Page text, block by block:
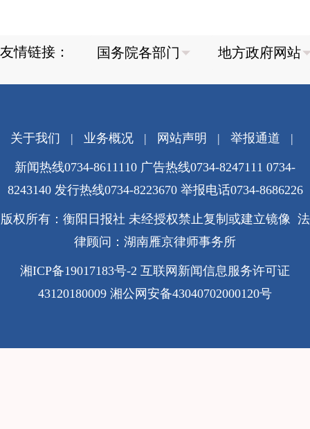
友情链接：
关于我们 | 业务概况| 网站声明 | 举报通道 |
新闻热线0734-8611110 广告热线0734-8247111 0734-
8243140 发行热线0734-8223670 举报电话0734-8686226
版权所有：衡阳日报社 未经授权禁止复制或建立镜像 法
律顾问：湖南雁京律师事务所
湘ICP备19017183号-2 互联网新闻信息服务许可证
43120180009 湘公网安备43040702000120号